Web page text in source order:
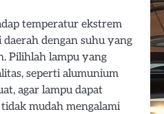
temperatur ekstrem
dengan suhu yang
Pilihlah lampu yang
seperti alumunium
agar lampu dapat
mudah mengalami